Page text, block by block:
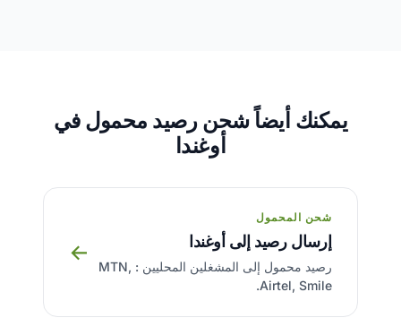
يمكنك أيضاً شحن رصيد محمول في
أوغندا
شحن المحمول
إرسال رصيد إلى أوغندا
رصيد محمول إلى المشغلين المحليين : MTN,
Airtel, Smile.
→